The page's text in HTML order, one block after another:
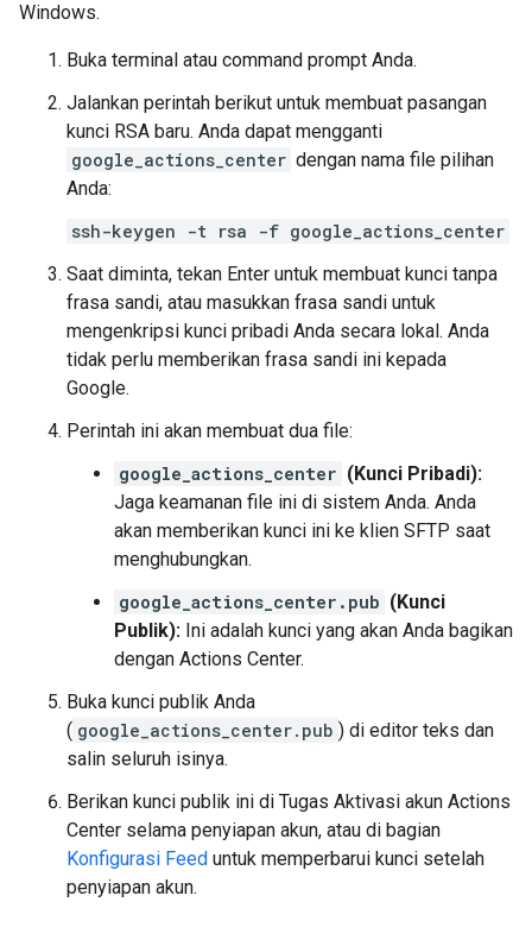
Windows.
Buka terminal atau command prompt Anda.
Jalankan perintah berikut untuk membuat pasangan
kunci RSA baru. Anda dapat mengganti
google_actions_center dengan nama file pilihan
Anda:
ssh-keygen -t rsa -f google_actions_center
Saat diminta, tekan Enter untuk membuat kunci tanpa
frasa sandi, atau masukkan frasa sandi untuk
mengenkripsi kunci pribadi Anda secara lokal. Anda
tidak perlu memberikan frasa sandi ini kepada
Google.
Perintah ini akan membuat dua file:
google_actions_center (Kunci Pribadi):
Jaga keamanan file ini di sistem Anda. Anda
akan memberikan kunci ini ke klien SFTP saat
menghubungkan.
google_actions_center.pub (Kunci
Publik): Ini adalah kunci yang akan Anda bagikan
dengan Actions Center.
Buka kunci publik Anda
( google_actions_center.pub ) di editor teks dan
salin seluruh isinya.
Berikan kunci publik ini di Tugas Aktivasi akun Actions
Center selama penyiapan akun, atau di bagian
Konfigurasi Feed untuk memperbarui kunci setelah
penyiapan akun.